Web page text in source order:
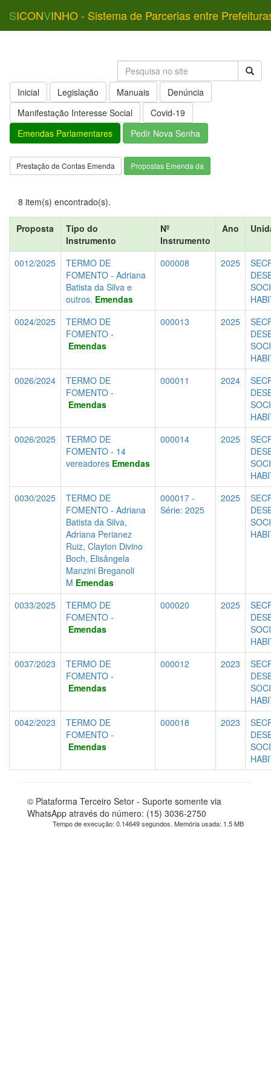
SICONVINHO - Sistema de Parcerias entre
Inicial Legislação Manuais
Denúncia
Manifestação Interesse Social
Covid-19
Emendas Parlamentares
Pedir Nova Senha
Prestação de Contas Emenda Propostas Emenda da
8 item(s) encontrado(s).
Proposta
Tipo do
Instrumento
Nº
Instrumento
Ano
0012/2025
TERMO DE
FOMENTO - Adriana
Batista da Silva e
outros. Emendas
000008 2025
0024/2025
TERMO DE
FOMENTO -
Emendas
000013 2025
0026/2024
TERMO DE
FOMENTO -
Emendas
000011 2024
0026/2025
TERMO DE
FOMENTO - 14
vereadores Emendas
000014 2025
0030/2025
TERMO DE
FOMENTO - Adriana
Batista da Silva,
Adriana Perianez
Ruiz, Clayton Divino
Boch, Elisângela
Manzini Breganoli
M Emendas
000017 -
Série: 2025
2025
0033/2025
TERMO DE
FOMENTO -
Emendas
000020 2025
0037/2023
TERMO DE
FOMENTO -
Emendas
000012 2023
0042/2023
TERMO DE
FOMENTO -
Emendas
000018 2023
© Plataforma Terceiro Setor - Suporte somente via
WhatsApp através do número: (15) 3036-2750
Tempo de execução: 0.14649 segundos. Memória usada: 1.5 MB